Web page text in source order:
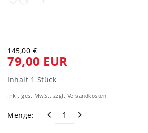
145,00 €
79,00 EUR
Inhalt 1 Stück
inkl. ges. MwSt. zzgl. Versandkosten
Menge: